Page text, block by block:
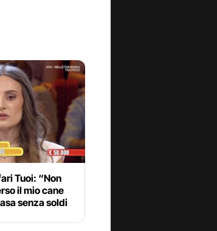
Tuoi: “Non
il mio cane
senza soldi